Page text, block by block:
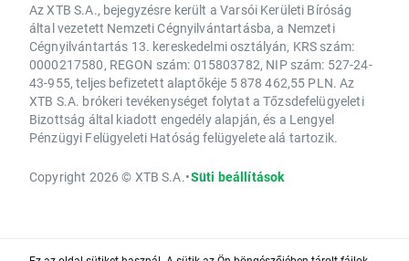
Az XTB S.A., bejegyzésre került a Varsói Kerületi Bíróság
által vezetett Nemzeti Cégnyilvántartásba, a Nemzeti
Cégnyilvántartás 13. kereskedelmi osztályán, KRS szám:
0000217580, REGON szám: 015803782, NIP szám: 527-24-
43-955, teljes befizetett alaptőkéje 5 878 462,55 PLN. Az
XTB S.A. brókeri tevékenységet folytat a Tőzsdefelügyeleti
Bizottság által kiadott engedély alapján, és a Lengyel
Pénzügyi Felügyeleti Hatóság felügyelete alá tartozik.
Copyright 2026 © XTB S.A.•Süti beállítások